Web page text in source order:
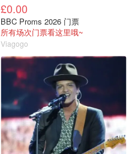
£0.00
BBC Proms 2026 门票
所有场次门票看这里哦~
Viagogo